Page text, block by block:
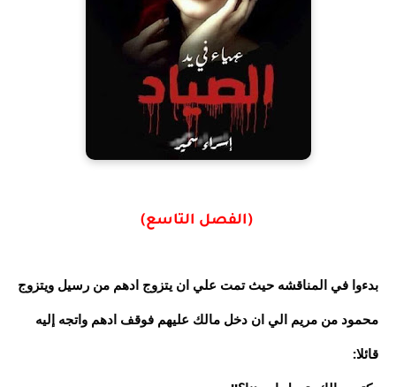
(الفصل التاسع)
بدءوا في المناقشه حيث تمت علي ان يتزوج ادهم من رسيل ويتزوج
محمود من مريم الي ان دخل مالك عليهم فوقف ادهم واتجه إليه
قائلا: